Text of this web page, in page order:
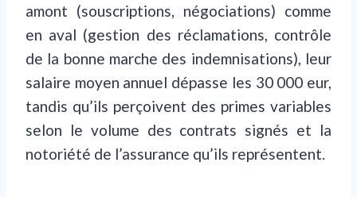
amont (souscriptions, négociations) comme
en aval (gestion des réclamations, contrôle
de la bonne marche des indemnisations), leur
salaire moyen annuel dépasse les 30 000 eur,
tandis qu’ils perçoivent des primes variables
selon le volume des contrats signés et la
notoriété de l’assurance qu’ils représentent.